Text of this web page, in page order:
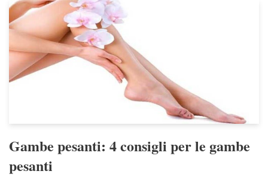
Gambe pesanti: 4 consigli per le gambe
pesanti